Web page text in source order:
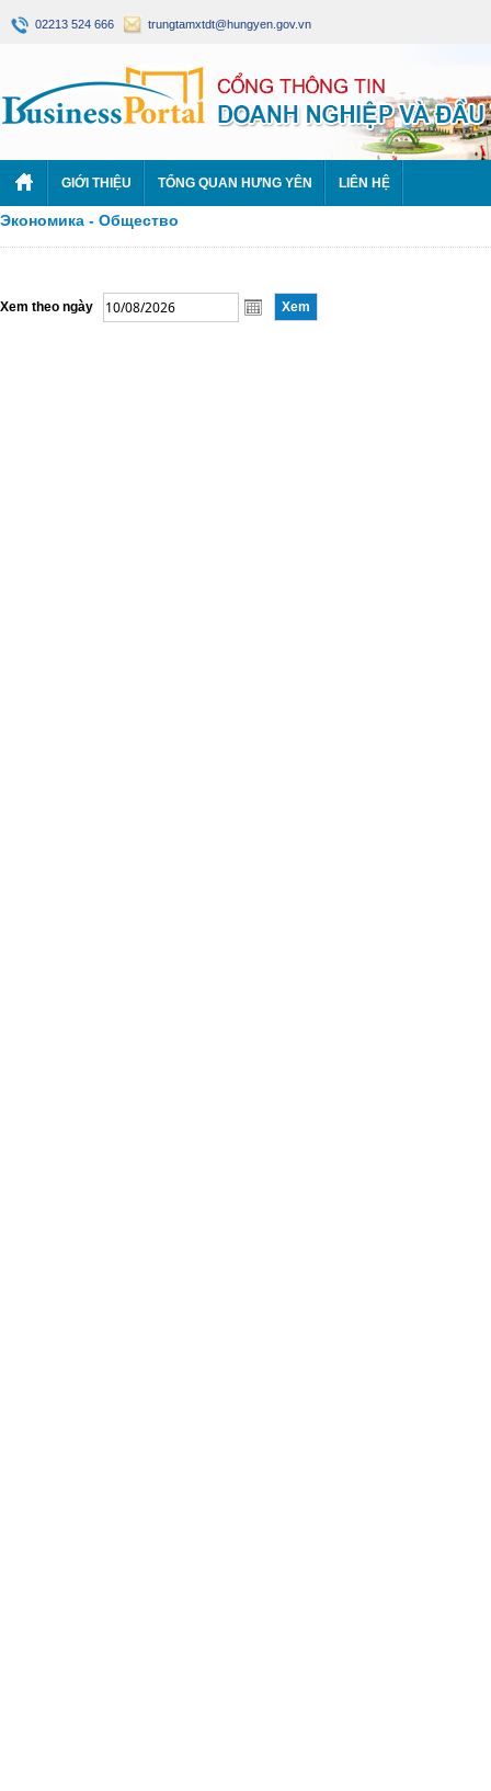
02213 524 666 trungtamxtdt@hungyen.gov.vn
GIỚI THIỆU TỔNG QUAN HƯNG YÊN LIÊN HỆ
Экономика - Общество
Xem theo ngày